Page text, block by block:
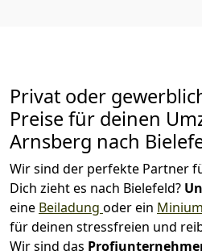
Privat oder
Preise für deinen
Arnsberg nach
Wir sind der perfekte Partner
Dich zieht es nach Bielefeld?
eine Beiladung oder ein
für deinen stressfreien und
Wir sind das